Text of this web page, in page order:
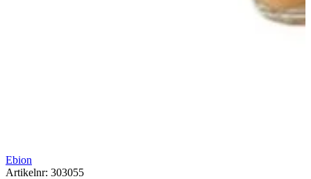
Ebion
Artikelnr: 303055